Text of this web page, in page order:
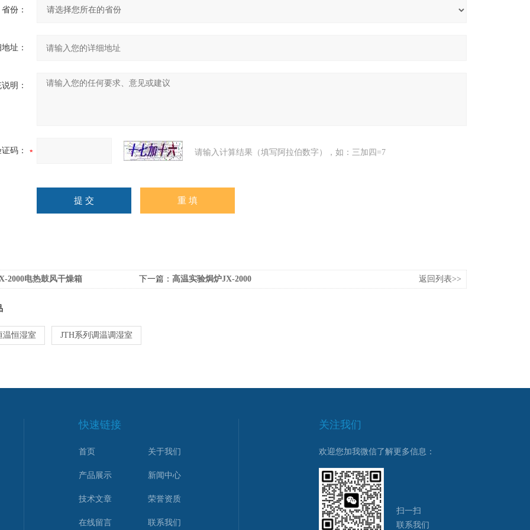
省份：
址：
明：
码： 请输入计算结果（填写阿拉伯数字），如：三加四=7
2000电热鼓风干燥箱 下一篇： 高温实验焗炉JX-2000 返回列表>>
温恒湿室 JTH系列调温调湿室
快速链接
首页 关于我们
产品展示 新闻中心
技术文章 荣誉资质
在线留言 联系我们
关注我们
欢迎您加我微信了解更多信息：
扫一扫
联系我们